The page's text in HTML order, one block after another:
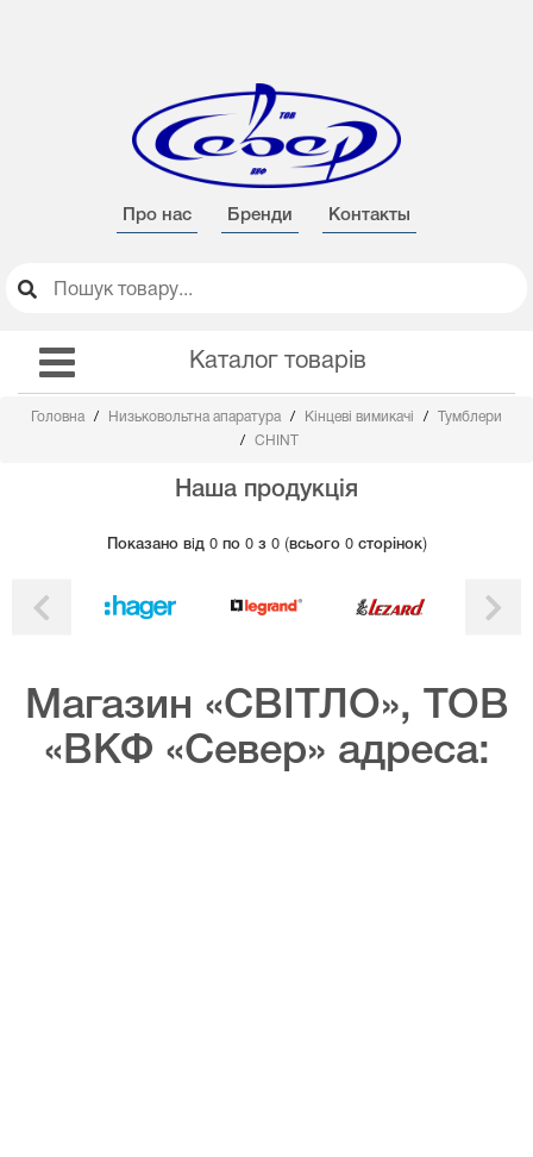
Про нас Бренди Контакты
Каталог товарів
Головна Низьковольтна апаратура Кінцеві вимикачі
Тумблери
CHINT
Наша продукція
Показано вiд 0 по 0 з 0 (всього 0 сторінок)
Магазин «СВІТЛО», ТОВ
«ВКФ «Север» адреса: